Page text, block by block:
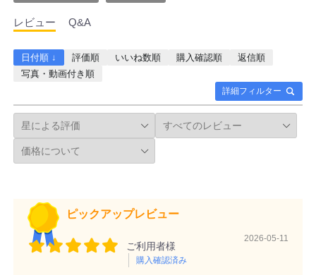
レビュー Q&A
詳細フィルター
日付順 ↓ 評価順 いいね数順 購入確認順
返信順
写真・動画付き順
ピックアップレビュー
ご利用者様
購入確認済み
2026-05-11